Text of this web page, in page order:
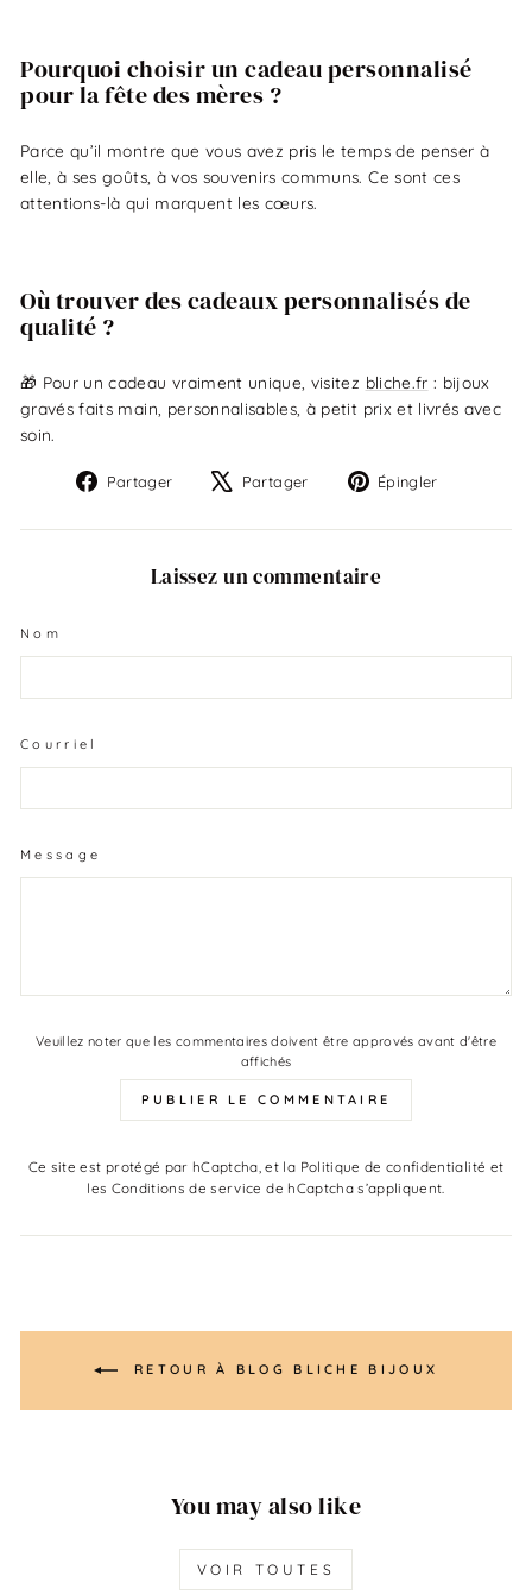
Pourquoi choisir un cadeau personnalisé
pour la fête des mères ?
Parce qu’il montre que vous avez pris le temps de penser à
elle, à ses goûts, à vos souvenirs communs. Ce sont ces
attentions-là qui marquent les cœurs.
Où trouver des cadeaux personnalisés de
qualité ?
🎁 Pour un cadeau vraiment unique, visitez bliche.fr : bijoux
gravés faits main, personnalisables, à petit prix et livrés avec
soin.
Partager
Partager
Facebook
Partager
Tweeter
X
Épingler
Pinterest
Laissez un commentaire
Nom
Courriel
Message
Veuillez noter que les commentaires doivent être approvés avant d'être
affichés
PUBLIER LE COMMENTAIRE
Ce site est protégé par hCaptcha, et la Politique de confidentialité et
les Conditions de service de hCaptcha s’appliquent.
RETOUR À BLOG BLICHE BIJOUX
You may also like
VOIR TOUTES